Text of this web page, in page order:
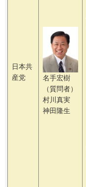
日本共
産党
名手宏樹
（質問者）
村川真実
神田隆生